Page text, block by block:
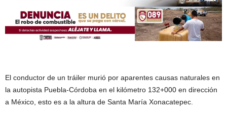
El conductor de un tráiler murió por aparentes causas naturales en
la autopista Puebla-Córdoba en el kilómetro 132+000 en dirección
a México, esto es a la altura de Santa María Xonacatepec.